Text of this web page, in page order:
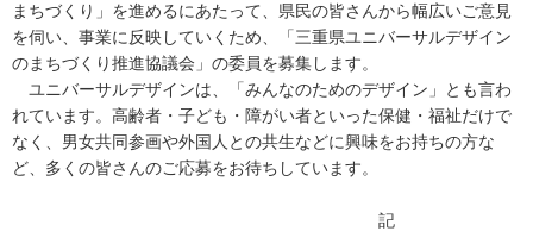
まちづくり」を進めるにあたって、県民の皆さんから幅広いご意見
を伺い、事業に反映していくため、「三重県ユニバーサルデザイン
のまちづくり推進協議会」の委員を募集します。
ユニバーサルデザインは、「みんなのためのデザイン」とも言わ
れています。高齢者・子ども・障がい者といった保健・福祉だけで
なく、男女共同参画や外国人との共生などに興味をお持ちの方な
ど、多くの皆さんのご応募をお待ちしています。
記